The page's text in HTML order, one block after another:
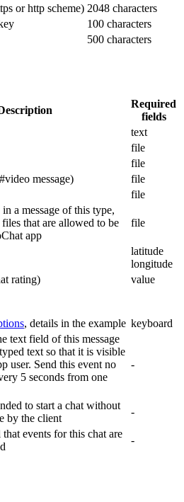
or http scheme) 2048 characters
100 characters
500 characters
Required
fields
text
file
file
message)
file
file
in a message of this type,
that are allowed to be
app
file
latitude
longitude
rating)
value
, details in the example keyboard
text field of this message
text so that it is visible
user. Send this event no
5 seconds from one
-
to start a chat without
by the client
-
that events for this chat are
-